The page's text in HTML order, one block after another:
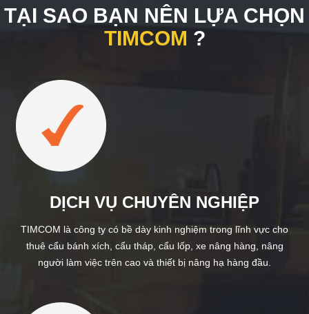
TẠI SAO BẠN NÊN LỰA CHỌN
TIMCOM ?
DỊCH VỤ CHUYÊN NGHIỆP
TIMCOM là công ty có bề dày kinh nghiệm trong lĩnh vực cho
thuê cẩu bánh xích, cẩu tháp, cẩu lốp, xe nâng hàng, nâng
người làm việc trên cao và thiết bị nâng hạ hàng đầu.